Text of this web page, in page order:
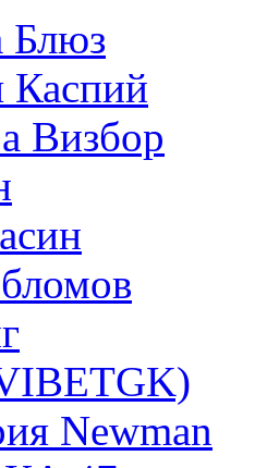
Блюз
Каспий
Визбор
Newman